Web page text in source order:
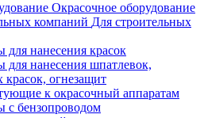
Окрасочное оборудование
Для строительных
для нанесения красок
для нанесения шпатлевок,
красок, огнезащит
к окрасочный аппаратам
с бензопроводом